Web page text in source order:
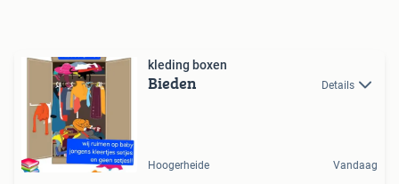
kleding boxen
Bieden Details
Hoogerheide Vandaag